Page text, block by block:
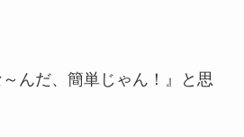
んだ、簡単じゃん！』と思